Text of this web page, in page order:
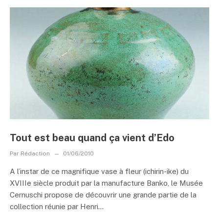
Tout est beau quand ça vient d’Edo
Par Rédaction 01/06/2010
A l’instar de ce magnifique vase à fleur (ichirin-ike) du
XVIIIe siècle produit par la manufacture Banko, le Musée
Cernuschi propose de découvrir une grande partie de la
collection réunie par Henri...